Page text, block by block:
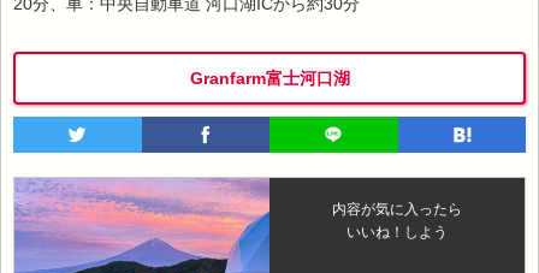
Granfarm富士河口湖
内容が気に入ったら
いいね！しよう